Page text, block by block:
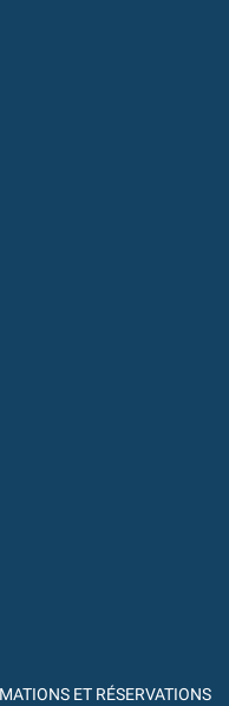
ET RÉSERVATIONS